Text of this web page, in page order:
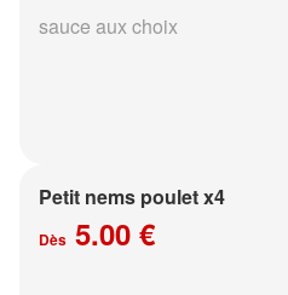
sauce aux choix
Petit nems poulet x4
Dès 5.00 €